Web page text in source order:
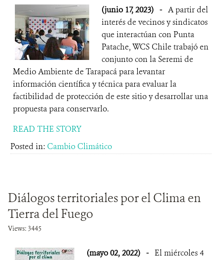
(junio 17, 2023) - A partir del
interés de vecinos y sindicatos
que interactúan con Punta
Patache, WCS Chile trabajó en
conjunto con la Seremi de
Medio Ambiente de Tarapacá para levantar
información científica y técnica para evaluar la
factibilidad de protección de este sitio y desarrollar una
propuesta para conservarlo.
READ THE STORY
Posted in: Cambio Climático
Diálogos territoriales por el Clima en
Tierra del Fuego
Views: 3445
(mayo 02, 2022) - El miércoles 4